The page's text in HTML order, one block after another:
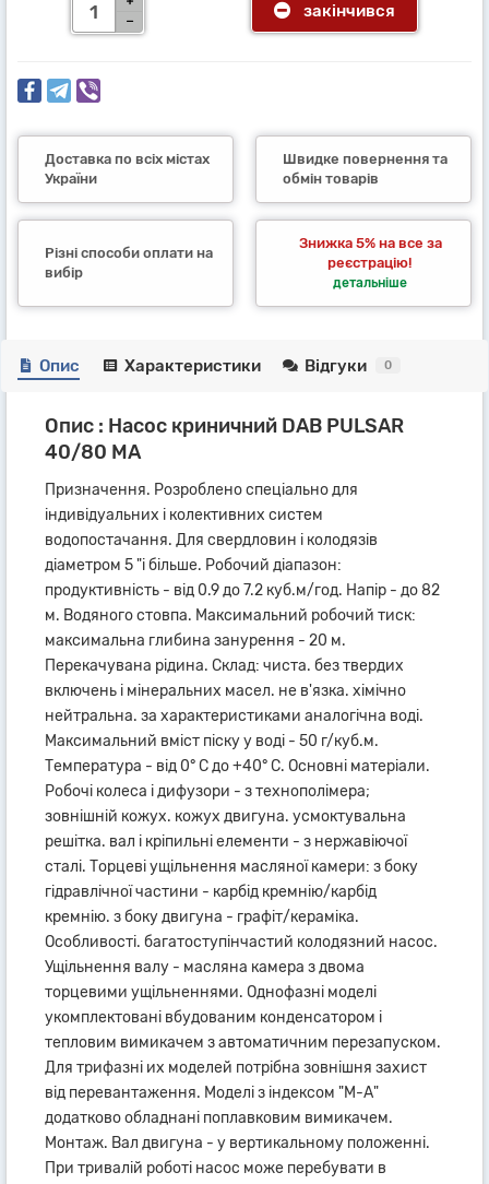
закінчився
Доставка по всіх містах
України
Швидке повернення та
обмін товарів
Різні способи оплати на
вибір
Знижка 5% на все за
реєстрацію!
детальніше
Опис Характеристики Відгуки 0
Опис : Насос криничний DAB PULSAR
40/80 MA
Призначення. Розроблено спеціально для
індивідуальних і колективних систем
водопостачання. Для свердловин і колодязів
діаметром 5 "і більше. Робочий діапазон:
продуктивність - від 0.9 до 7.2 куб.м/год. Напір - до 82
м. Водяного стовпа. Максимальний робочий тиск:
максимальна глибина занурення - 20 м.
Перекачувана рідина. Склад: чиста. без твердих
включень і мінеральних масел. не в'язка. хімічно
нейтральна. за характеристиками аналогічна воді.
Максимальний вміст піску у воді - 50 г/куб.м.
Температура - від 0° С до +40° С. Основні матеріали.
Робочі колеса і дифузори - з технополімера;
зовнішній кожух. кожух двигуна. усмоктувальна
решітка. вал і кріпильні елементи - з нержавіючої
сталі. Торцеві ущільнення масляної камери: з боку
гідравлічної частини - карбід кремнію/карбід
кремнію. з боку двигуна - графіт/кераміка.
Особливості. багатоступінчастий колодязний насос.
Ущільнення валу - масляна камера з двома
торцевими ущільненнями. Однофазні моделі
укомплектовані вбудованим конденсатором і
тепловим вимикачем з автоматичним перезапуском.
Для трифазні их моделей потрібна зовнішня захист
від перевантаження. Моделі з індексом "М-А"
додатково обладнані поплавковим вимикачем.
Монтаж. Вал двигуна - у вертикальному положенні.
При тривалій роботі насос може перебувати в